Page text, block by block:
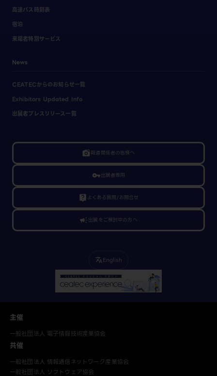
高速バス時刻表
宿泊
来場者特別サービス
News
CEATECからのお知らせ一覧
Exhibitors Updated Info
出展者プレスリリース一覧
linked_camera報道関係者の皆様へ
vpn_key出展者専用
live_help よくある質問/お問合せ
campaign出展をご検討中の方へ
translateEnglish
主催
一般社団法人 電子情報技術産業協会
共催
一般社団法人 情報通信ネットワーク産業協会
一般社団法人 ソフトウェア協会